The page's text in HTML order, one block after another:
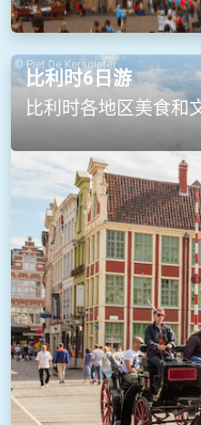
比利时6日游
比利时各地区美食和
© Piet De Kersgieter